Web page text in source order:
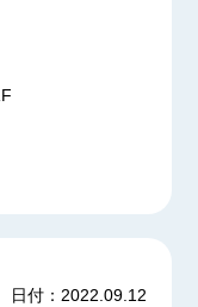
日付：2022.09.12